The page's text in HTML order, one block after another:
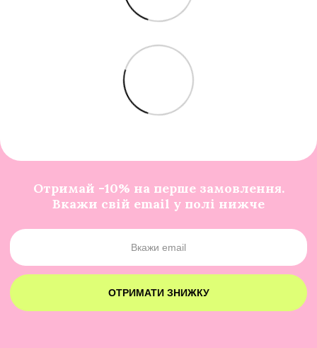
Отримай -10% на перше замовлення.
Вкажи свій email у полі нижче
ОТРИМАТИ ЗНИЖКУ